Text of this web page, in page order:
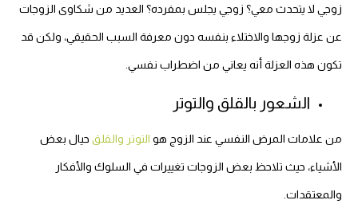
زوجي لا يتحدث معي؟ زوجي يجلس بمفرده؟ العديد من شكاوى الزوجات
عن عزلة زوجها والاختلاء بنفسه دون معرفة السبب الحقيقي، ولكن قد
تكون هذه العزلة أنه يعاني من اضطراب نفسي.
الشعور بالقلق والتوتر
من علامات المرض النفسي عند الزوج هو التوتر والقلق حيال بعض
الأشياء، حيث تلاحظ بعض الزوجات تغييرات في السلوك والأفكار
والمعتقدات.